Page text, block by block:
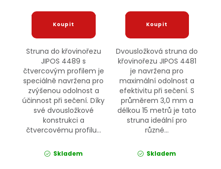
Struna do křovinořezu
JIPOS 4489 s
čtvercovým profilem je
speciálně navržena pro
zvýšenou odolnost a
účinnost při sečení. Díky
své dvousložkové
konstrukci a
čtvercovému profilu...
Skladem
Dvousložková struna do
křovinořezu JIPOS 4481
je navržena pro
maximální odolnost a
efektivitu při sečení. S
průměrem 3,0 mm a
délkou 15 metrů je tato
struna ideální pro
různé...
Skladem